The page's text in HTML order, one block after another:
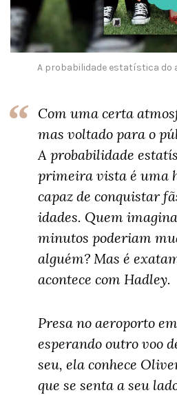
A probabilidade estatística do
Com uma certa
mas voltado para o
A probabilidade
primeira vista é uma
capaz de conquistar
idades. Quem
minutos poderiam
alguém? Mas é
acontece com Hadley.
Presa no aeroporto
esperando outro voo
seu, ela conhece
que se senta a seu